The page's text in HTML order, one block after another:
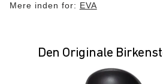
Mere inden for: EVA
Den Originale